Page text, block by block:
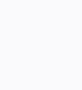
人工干预。
：